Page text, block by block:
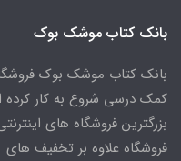
بانک کتاب موشک بوک
بانک کتاب موشک بوک
کمک درسی شروع به کار کرده
بزرگترین فروشگاه های
فروشگاه علاوه بر تخفیف